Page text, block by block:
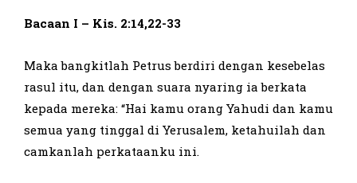
Bacaan I – Kis. 2:14,22-33
Maka bangkitlah Petrus berdiri dengan kesebelas
rasul itu, dan dengan suara nyaring ia berkata
kepada mereka: “Hai kamu orang Yahudi dan kamu
semua yang tinggal di Yerusalem, ketahuilah dan
camkanlah perkataanku ini.